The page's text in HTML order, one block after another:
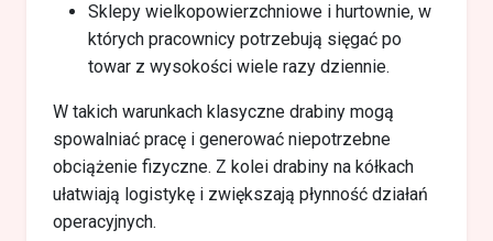
Sklepy wielkopowierzchniowe i hurtownie, w
których pracownicy potrzebują sięgać po
towar z wysokości wiele razy dziennie.
W takich warunkach klasyczne drabiny mogą
spowalniać pracę i generować niepotrzebne
obciążenie fizyczne. Z kolei drabiny na kółkach
ułatwiają logistykę i zwiększają płynność działań
operacyjnych.